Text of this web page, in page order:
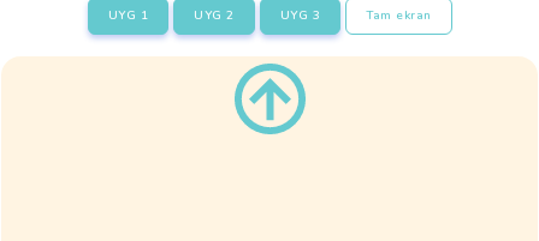
UYG 1 UYG 2 UYG 3 Tam ekran